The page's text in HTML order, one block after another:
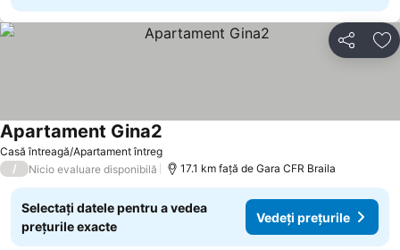
Distribuiți
Casă întreagă/Apartament întreg
Apartament Gina2
/ Nicio evaluare disponibilă 17.1 km faţă de Gara CFR Braila
Selectați datele pentru a vedea
prețurile exacte
Vedeți prețurile